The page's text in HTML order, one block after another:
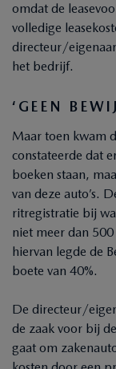
omdat de
volledige
directeur/
het bedrijf.
‘GEEN
Maar toen kwam
constateerde dat
boeken staan,
van deze auto’s.
ritregistratie bij
niet meer dan
hiervan legde de
boete van 40%.
De directeur/
de zaak voor bij
gaat om